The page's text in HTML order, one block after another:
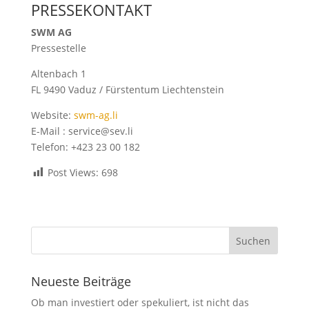
PRESSEKONTAKT
SWM AG
Pressestelle
Altenbach 1
FL 9490 Vaduz / Fürstentum Liechtenstein
Website: swm-ag.li
E-Mail : service@sev.li
Telefon: +423 23 00 182
Post Views: 698
Neueste Beiträge
Ob man investiert oder spekuliert, ist nicht das